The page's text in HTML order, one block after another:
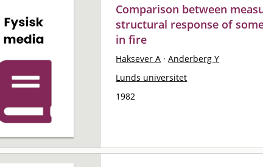
Comparison between
structural response of
in fire
Haksever A · Anderberg Y
Lunds universitet
1982